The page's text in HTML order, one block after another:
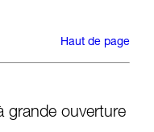
Haut de page
grande ouverture